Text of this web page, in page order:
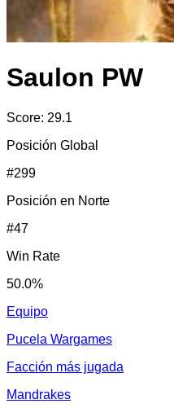
Saulon PW
Score: 29.1
Posición Global
#299
Posición en Norte
#47
Win Rate
50.0%
Equipo
Pucela Wargames
Facción más jugada
Mandrakes